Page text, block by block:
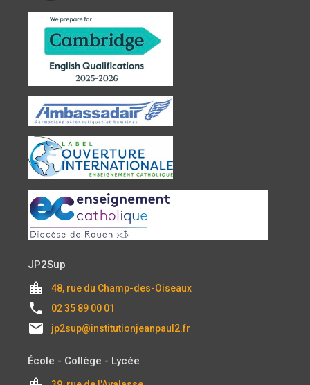
JP2Sup
location_city 48, rue du Champ-des-Oiseaux
local_phone 02 35 89 00 01
email jp2sup@institutionjeanpaul2.fr
École - Collège - Lycée